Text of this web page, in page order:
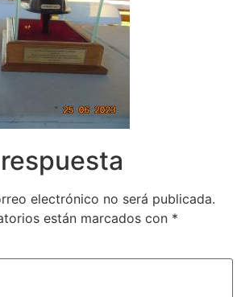
electrónico no será publicada.
están marcados con *